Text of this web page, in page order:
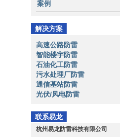
案例
解决方案
高速公路防雷
智能楼宇防雷
石油化工防雷
污水处理厂防雷
通信基站防雷
光伏/风电防雷
联系易龙
杭州易龙防雷科技有限公司